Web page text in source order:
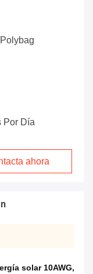
Por Día
ahora
solar 10AWG,